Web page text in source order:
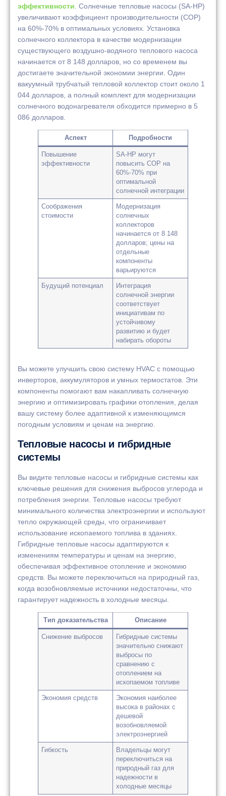
эффективности . Солнечные тепловые насосы (SA-HP)
увеличивают коэффициент производительности (COP)
на 60%-70% в оптимальных условиях. Установка
солнечного коллектора в качестве модернизации
существующего воздушно-водяного теплового насоса
начинается от 8 148 долларов, но со временем вы
достигаете значительной экономии энергии. Один
вакуумный трубчатый тепловой коллектор стоит около 1
044 долларов, а полный комплект для модернизации
солнечного водонагревателя обходится примерно в 5
086 долларов.
Аспект Подробности
Повышение
эффективности
SA-HP могут
повысить COP на
60%-70% при
оптимальной
солнечной интеграции
Соображения
стоимости
Модернизация
солнечных
коллекторов
начинается от 8 148
долларов; цены на
отдельные
компоненты
варьируются
Будущий потенциал
Интеграция
солнечной энергии
соответствует
инициативам по
устойчивому
развитию и будет
набирать обороты
Вы можете улучшить свою систему HVAC с помощью
инверторов, аккумуляторов и умных термостатов. Эти
компоненты помогают вам накапливать солнечную
энергию и оптимизировать графики отопления, делая
вашу систему более адаптивной к изменяющимся
погодным условиям и ценам на энергию.
Тепловые насосы и гибридные
системы
Вы видите тепловые насосы и гибридные системы как
ключевые решения для снижения выбросов углерода и
потребления энергии. Тепловые насосы требуют
минимального количества электроэнергии и используют
тепло окружающей среды, что ограничивает
использование ископаемого топлива в зданиях.
Гибридные тепловые насосы адаптируются к
изменениям температуры и ценам на энергию,
обеспечивая эффективное отопление и экономию
средств. Вы можете переключиться на природный газ,
когда возобновляемые источники недостаточны, что
гарантирует надежность в холодные месяцы.
Тип доказательства Описание
Снижение выбросов
Гибридные системы
значительно снижают
выбросы по
сравнению с
отоплением на
ископаемом топливе
Экономия средств
Экономия наиболее
высока в районах с
дешевой
возобновляемой
электроэнергией
Гибкость
Владельцы могут
переключиться на
природный газ для
надежности в
холодные месяцы